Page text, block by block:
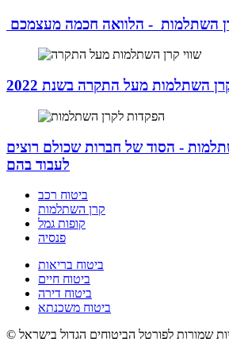
השתלמות - הלוואה חכמה מעצמכם
- הסוד של חברות שכולם רוצים
לעבוד בהם
ביטוח רכב
קרן השתלמות
קופות גמל
פנסיה
ביטוח בריאות
ביטוח חיים
ביטוח דירה
ביטוח משכנתא
© כל הזכויות שמורות לפורטל הביטוחים הגדול בישראל -